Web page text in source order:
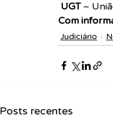
UGT –
Com
Judiciário
Posts recentes